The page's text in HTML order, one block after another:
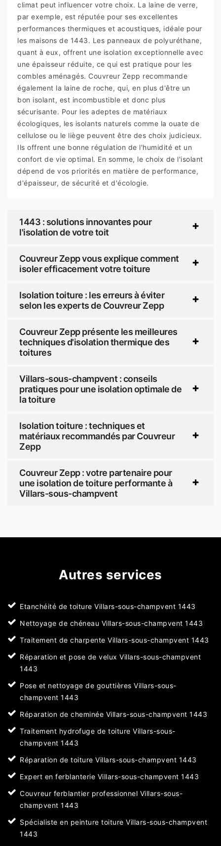
climat peut influencer votre choix. La laine de verre,
par exemple, est réputée pour ses excellentes
performances thermiques et acoustiques, idéale pour
les maisons de 1443. Les panneaux de polyuréthane,
quant à eux, offrent une isolation exceptionnelle avec
une épaisseur réduite, ce qui est pratique pour les
combles aménagés. Couvreur Zepp recommande
également la laine de roche, qui, en plus d'être un
bon isolant, est incombustible et donc plus
sécurisante. Pour les adeptes de matériaux
écologiques, les isolants naturels comme la ouate de
cellulose ou le liège peuvent être des choix judicieux.
Ils offrent une bonne régulation de l'humidité et un
confort de vie optimal. En somme, le choix de l'isolant
dépend de vos priorités en matière de performance,
d'épaisseur, de sécurité et d'écologie.
1443 : solutions innovantes pour
l'isolation de votre toit
Couvreur Zepp vous explique comment
isoler efficacement votre toiture
Isolation toiture : les erreurs à éviter
selon les experts de Couvreur Zepp
Couvreur Zepp présente les meilleures
techniques d'isolation thermique des
toitures
Villars-sous-champvent : conseils
pratiques pour une isolation optimale de
la toiture
Isolation toiture : techniques et
matériaux recommandés par Couvreur
Zepp
Couvreur Zepp : votre partenaire pour
une isolation de toiture performante à
Villars-sous-champvent
Autres services
Etanchéité de toiture Villars-sous-champvent 1443
Nettoyage de chéneau Villars-sous-champvent 1443
Traitement de charpente Villars-sous-champvent 1443
Réparation et pose de velux Villars-sous-champvent
1443
Pose et nettoyage de gouttières Villars-sous-
champvent 1443
Réparation de cheminée Villars-sous-champvent 1443
Traitement hydrofuge de toiture Villars-sous-
champvent 1443
Réparation de toiture Villars-sous-champvent 1443
Expert en ferblanterie Villars-sous-champvent 1443
Couvreur ferblantier professionnel Villars-sous-
champvent 1443
Spécialiste en peinture toiture Villars-sous-champvent
1443